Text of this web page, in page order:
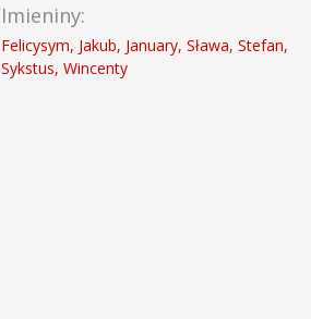
Imieniny:
Felicysym, Jakub, January, Sława, Stefan,
Sykstus, Wincenty